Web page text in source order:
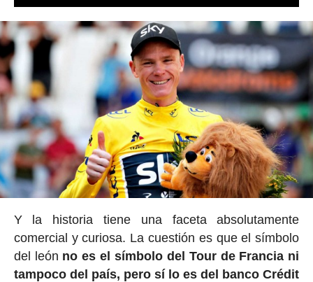
Y la historia tiene una faceta absolutamente
comercial y curiosa. La cuestión es que el símbolo
del león no es el símbolo del Tour de Francia ni
tampoco del país, pero sí lo es del banco Crédit